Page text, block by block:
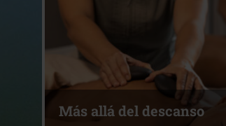
Más allá del descanso